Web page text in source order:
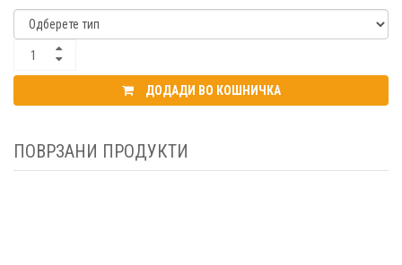
ДОДАДИ ВО КОШНИЧКА
ПОВРЗАНИ ПРОДУКТИ